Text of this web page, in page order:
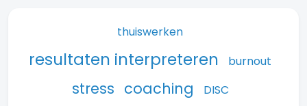
thuiswerken
resultaten interpreteren burnout
stress coaching DISC